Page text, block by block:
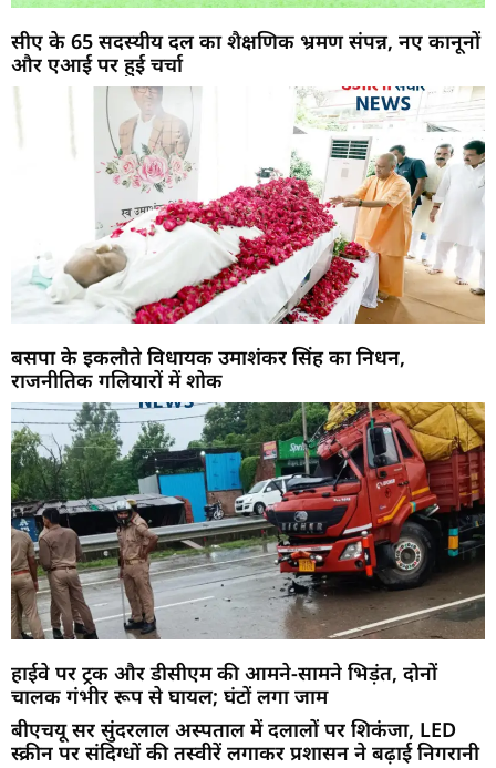
सीए के 65 सदस्यीय दल का शैक्षणिक भ्रमण संपन्न, नए कानूनों
और एआई पर हुई चर्चा
बसपा के इकलौते विधायक उमाशंकर सिंह का निधन,
राजनीतिक गलियारों में शोक
हाईवे पर ट्रक और डीसीएम की आमने-सामने भिड़ंत, दोनों
चालक गंभीर रूप से घायल; घंटों लगा जाम
बीएचयू सर सुंदरलाल अस्पताल में दलालों पर शिकंजा, LED
स्क्रीन पर संदिग्धों की तस्वीरें लगाकर प्रशासन ने बढ़ाई निगरानी